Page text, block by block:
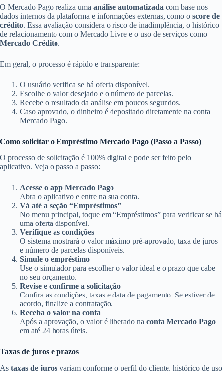
O Mercado Pago realiza uma análise automatizada com base nos
dados internos da plataforma e informações externas, como o score de
crédito. Essa avaliação considera o risco de inadimplência, o histórico
de relacionamento com o Mercado Livre e o uso de serviços como
Mercado Crédito.
Em geral, o processo é rápido e transparente:
O usuário verifica se há oferta disponível.
Escolhe o valor desejado e o número de parcelas.
Recebe o resultado da análise em poucos segundos.
Caso aprovado, o dinheiro é depositado diretamente na conta
Mercado Pago.
Como solicitar o Empréstimo Mercado Pago (Passo a Passo)
O processo de solicitação é 100% digital e pode ser feito pelo
aplicativo. Veja o passo a passo:
Acesse o app Mercado Pago
Abra o aplicativo e entre na sua conta.
Vá até a seção “Empréstimos”
No menu principal, toque em “Empréstimos” para verificar se há
uma oferta disponível.
Verifique as condições
O sistema mostrará o valor máximo pré-aprovado, taxa de juros
e número de parcelas disponíveis.
Simule o empréstimo
Use o simulador para escolher o valor ideal e o prazo que cabe
no seu orçamento.
Revise e confirme a solicitação
Confira as condições, taxas e data de pagamento. Se estiver de
acordo, finalize a contratação.
Receba o valor na conta
Após a aprovação, o valor é liberado na conta Mercado Pago
em até 24 horas úteis.
Taxas de juros e prazos
As taxas de juros variam conforme o perfil do cliente, histórico de uso